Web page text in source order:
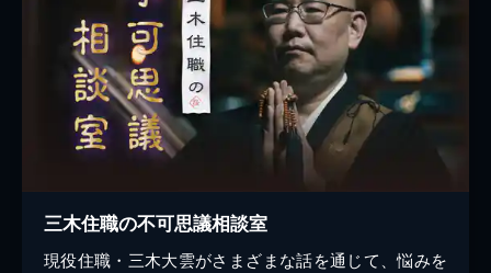
三木住職の不可思議相談室
現役住職・三木大雲がさまざまな話を通じて、悩みを